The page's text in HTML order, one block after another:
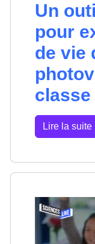
Un
pour
de vie
classe
Lire la suite